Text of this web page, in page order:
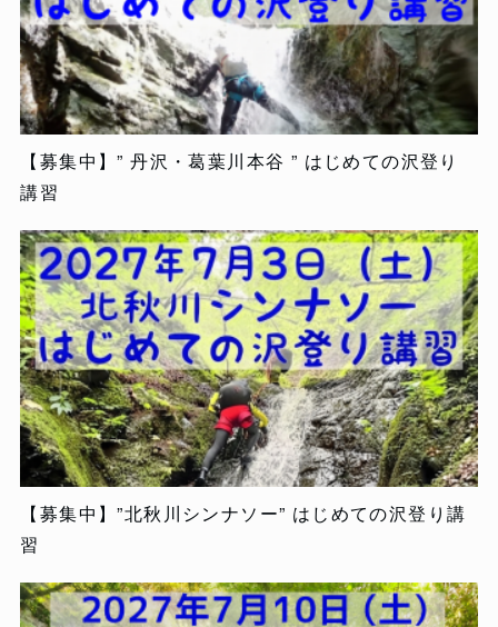
【募集中】” 丹沢・葛葉川本谷 ” はじめての沢登り
講習
【募集中】”北秋川シンナソー” はじめての沢登り講
習